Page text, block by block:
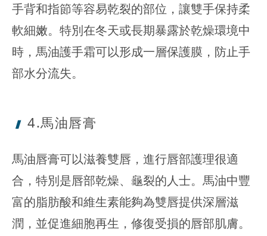
手背和指節等容易乾裂的部位，讓雙手保持柔
軟細嫩。特別在冬天或長期暴露於乾燥環境中
時，馬油護手霜可以形成一層保護膜，防止手
部水分流失。
4.馬油唇膏
馬油唇膏可以滋養雙唇，進行唇部護理很適
合，特別是唇部乾燥、龜裂的人士。馬油中豐
富的脂肪酸和維生素能夠為雙唇提供深層滋
潤，並促進細胞再生，修復受損的唇部肌膚。